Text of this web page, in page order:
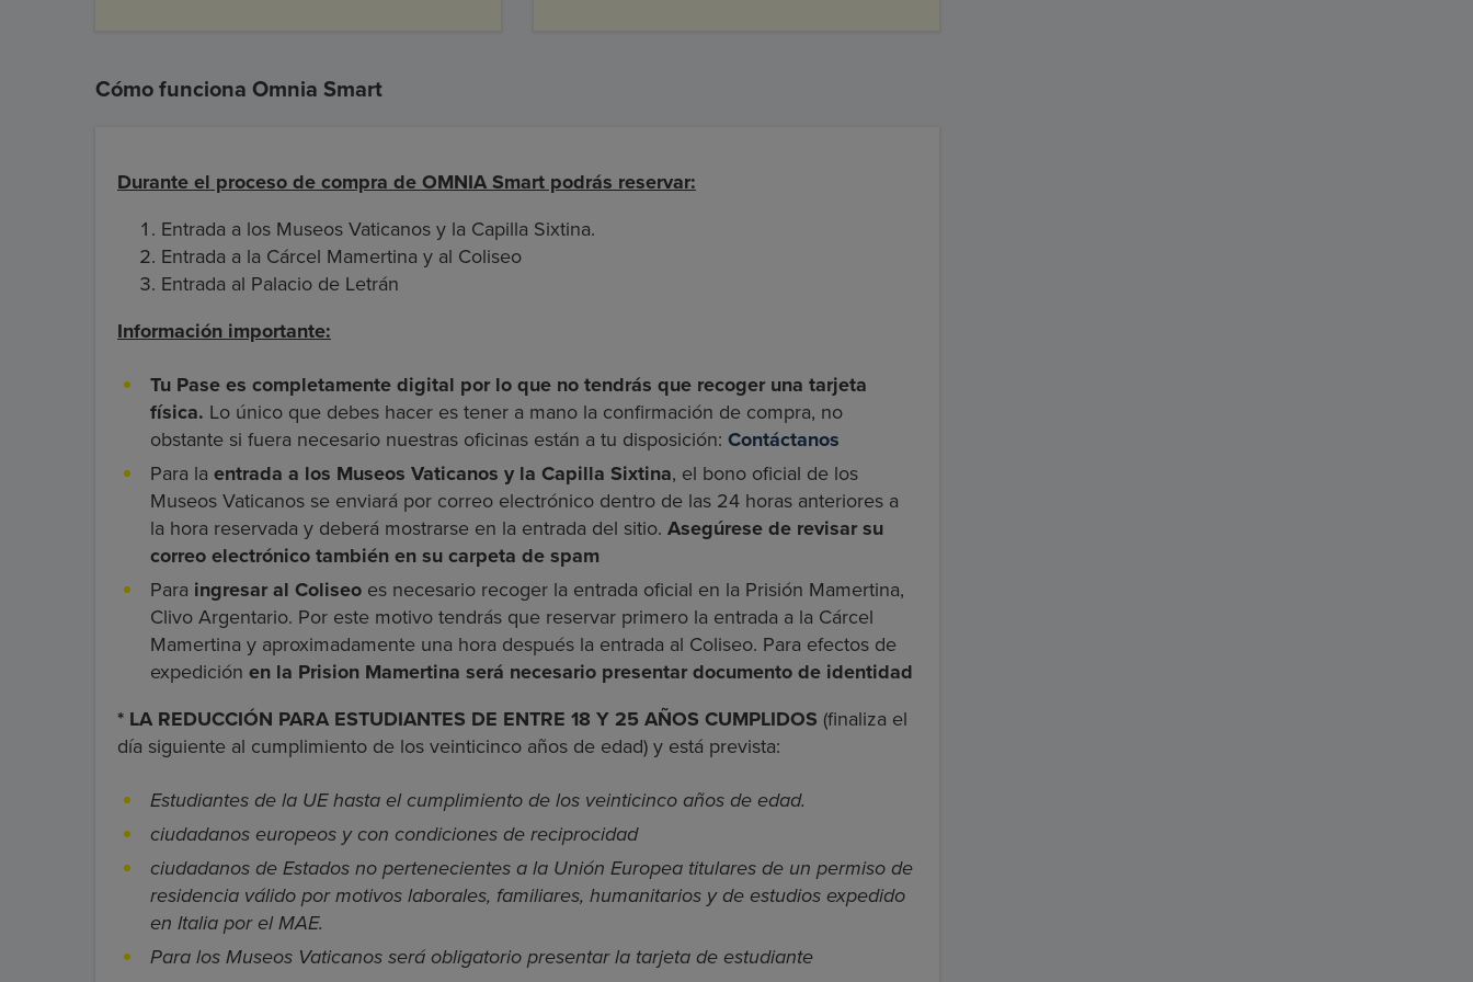
Cómo funciona Omnia Smart
Durante el proceso de compra de OMNIA Smart podrás reservar:
Entrada a los Museos Vaticanos y la Capilla Sixtina.
Entrada a la Cárcel Mamertina y al Coliseo
Entrada al Palacio de Letrán
Información importante:
Tu Pase es completamente digital por lo que no tendrás que recoger una tarjeta
física. Lo único que debes hacer es tener a mano la confirmación de compra, no
obstante si fuera necesario nuestras oficinas están a tu disposición: Contáctanos
Para la entrada a los Museos Vaticanos y la Capilla Sixtina, el bono oficial de los
Museos Vaticanos se enviará por correo electrónico dentro de las 24 horas anteriores a
la hora reservada y deberá mostrarse en la entrada del sitio. Asegúrese de revisar su
correo electrónico también en su carpeta de spam
Para ingresar al Coliseo es necesario recoger la entrada oficial en la Prisión Mamertina,
Clivo Argentario. Por este motivo tendrás que reservar primero la entrada a la Cárcel
Mamertina y aproximadamente una hora después la entrada al Coliseo. Para efectos de
expedición en la Prision Mamertina será necesario presentar documento de identidad
* LA REDUCCIÓN PARA ESTUDIANTES DE ENTRE 18 Y 25 AÑOS CUMPLIDOS (finaliza el
día siguiente al cumplimiento de los veinticinco años de edad) y está prevista:
Estudiantes de la UE hasta el cumplimiento de los veinticinco años de edad.
ciudadanos europeos y con condiciones de reciprocidad
ciudadanos de Estados no pertenecientes a la Unión Europea titulares de un permiso de
residencia válido por motivos laborales, familiares, humanitarios y de estudios expedido
en Italia por el MAE.
Para los Museos Vaticanos será obligatorio presentar la tarjeta de estudiante